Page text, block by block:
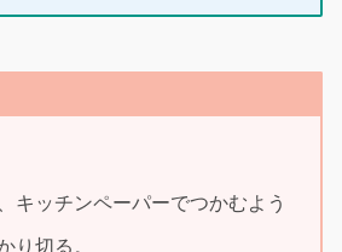
キッチンペーパーでつかむよう
り切る。